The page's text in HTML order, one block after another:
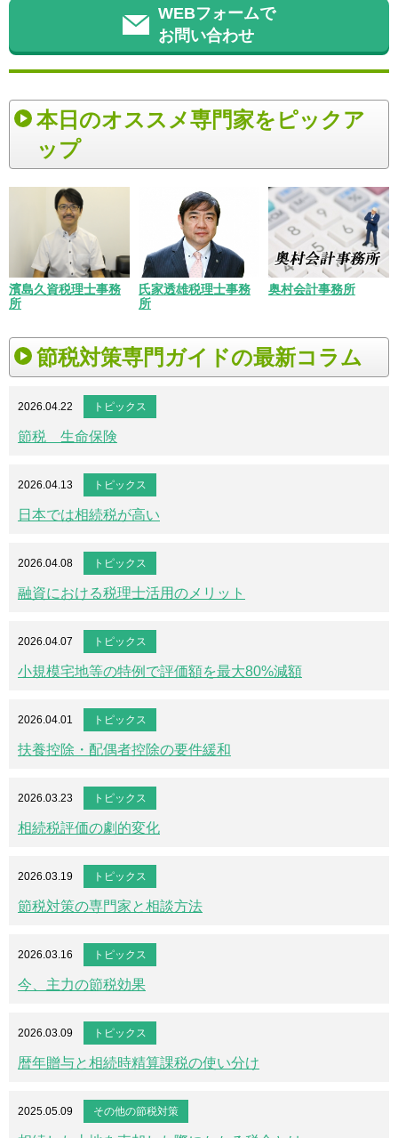
WEBフォームで
お問い合わせ
本日のオススメ専門家をピックア
ップ
濱島久資税理士事務
所
氏家透雄税理士事務
所
奥村会計事務所
節税対策専門ガイドの最新コラム
2026.04.22 トピックス
節税 生命保険
2026.04.13 トピックス
日本では相続税が高い
2026.04.08 トピックス
融資における税理士活用のメリット
2026.04.07 トピックス
小規模宅地等の特例で評価額を最大80%減額
2026.04.01 トピックス
扶養控除・配偶者控除の要件緩和
2026.03.23 トピックス
相続税評価の劇的変化
2026.03.19 トピックス
節税対策の専門家と相談方法
2026.03.16 トピックス
今、主力の節税効果
2026.03.09 トピックス
暦年贈与と相続時精算課税の使い分け
2025.05.09 その他の節税対策